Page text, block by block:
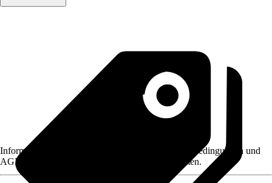
Informationen des Verkäufers, wie z. B. Rückgabebedingungen und
AGB, finden Sie bei Klick auf den Verkäufernamen.